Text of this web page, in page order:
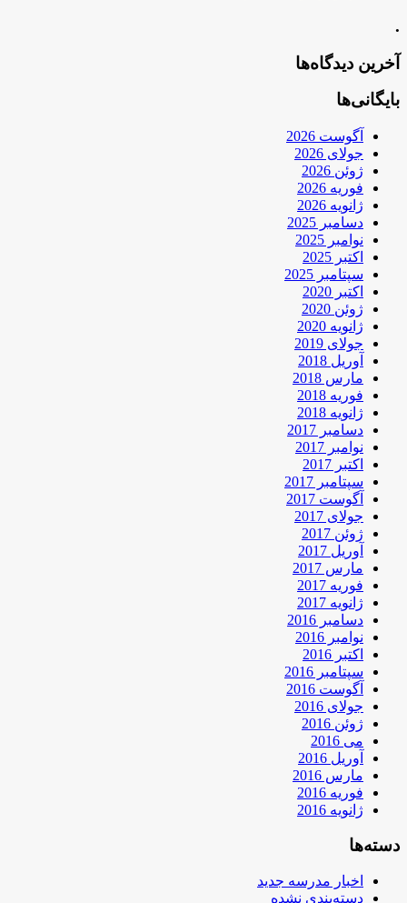
.
آخرین دیدگاه‌ها
بایگانی‌ها
آگوست 2026
جولای 2026
ژوئن 2026
فوریه 2026
ژانویه 2026
دسامبر 2025
نوامبر 2025
اکتبر 2025
سپتامبر 2025
اکتبر 2020
ژوئن 2020
ژانویه 2020
جولای 2019
آوریل 2018
مارس 2018
فوریه 2018
ژانویه 2018
دسامبر 2017
نوامبر 2017
اکتبر 2017
سپتامبر 2017
آگوست 2017
جولای 2017
ژوئن 2017
آوریل 2017
مارس 2017
فوریه 2017
ژانویه 2017
دسامبر 2016
نوامبر 2016
اکتبر 2016
سپتامبر 2016
آگوست 2016
جولای 2016
ژوئن 2016
می 2016
آوریل 2016
مارس 2016
فوریه 2016
ژانویه 2016
دسته‌ها
اخبار مدرسه جدید
دسته‌بندی نشده